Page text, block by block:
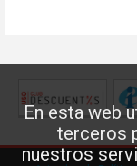
En esta web
terceros
nuestros